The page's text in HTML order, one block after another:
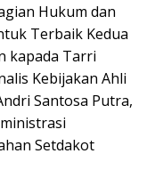
Hukum dan
Terbaik Kedua
kapada Tarri
Kebijakan Ahli
Santosa Putra,
Setdakot